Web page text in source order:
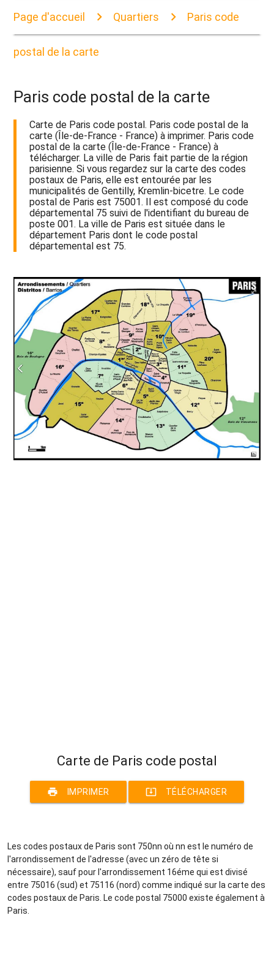
Page d'accueil Quartiers Paris code
postal de la carte
Paris code postal de la carte
Carte de Paris code postal. Paris code postal de la
carte (Île-de-France - France) à imprimer. Paris code
postal de la carte (Île-de-France - France) à
télécharger. La ville de Paris fait partie de la région
parisienne. Si vous regardez sur la carte des codes
postaux de Paris, elle est entourée par les
municipalités de Gentilly, Kremlin-bicetre. Le code
postal de Paris est 75001. Il est composé du code
départemental 75 suivi de l'identifiant du bureau de
poste 001. La ville de Paris est située dans le
département Paris dont le code postal
départemental est 75.
Carte de Paris code postal
print IMPRIMER system_update_alt TÉLÉCHARGER
Les codes postaux de Paris sont 750nn où nn est le numéro de
l'arrondissement de l'adresse (avec un zéro de tête si
nécessaire), sauf pour l'arrondissement 16éme qui est divisé
entre 75016 (sud) et 75116 (nord) comme indiqué sur la carte des
codes postaux de Paris. Le code postal 75000 existe également à
Paris.